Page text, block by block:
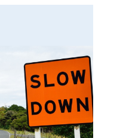
Gouttes
Prix
des
lecteurs